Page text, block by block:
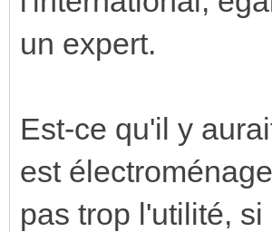
un expert.
Est-ce qu'il y
est
pas trop l'utilité,